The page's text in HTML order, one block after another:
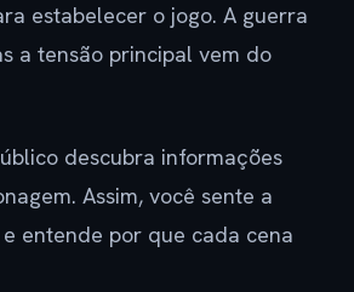
estabelecer o jogo. A guerra
a tensão principal vem do
descubra informações
Assim, você sente a
entende por que cada cena